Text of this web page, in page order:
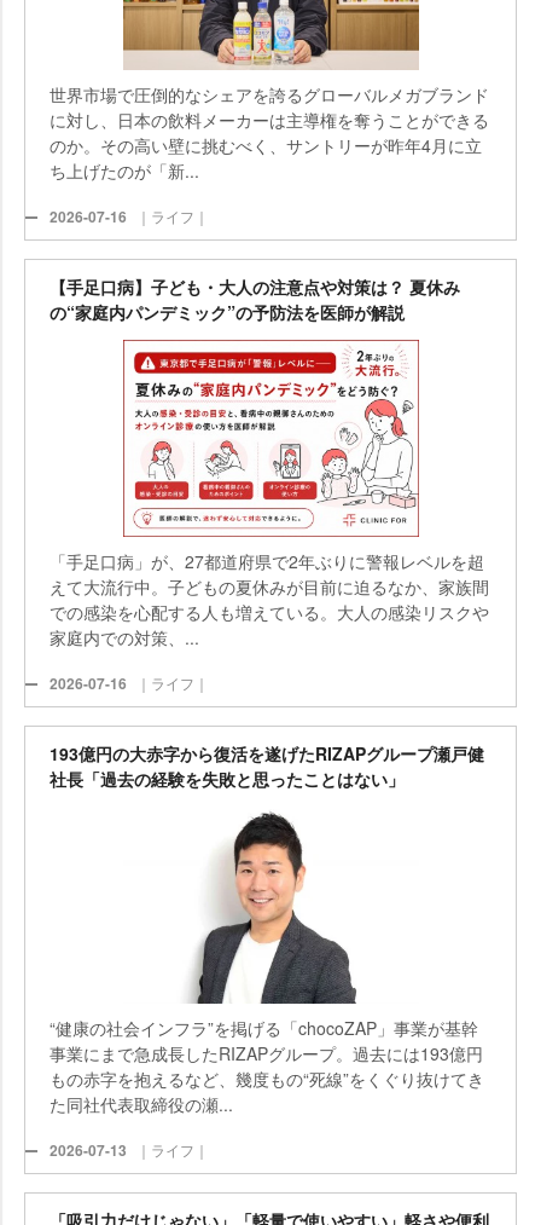
世界市場で圧倒的なシェアを誇るグローバルメガブランド
に対し、日本の飲料メーカーは主導権を奪うことができる
のか。その高い壁に挑むべく、サントリーが昨年4月に立
ち上げたのが「新...
2026-07-16 ｜ライフ｜
【手足口病】子ども・大人の注意点や対策は？ 夏休み
の“家庭内パンデミック”の予防法を医師が解説
「手足口病」が、27都道府県で2年ぶりに警報レベルを超
えて大流行中。子どもの夏休みが目前に迫るなか、家族間
での感染を心配する人も増えている。大人の感染リスク
家庭内での対策、...
2026-07-16 ｜ライフ｜
193億円の大赤字から復活を遂げたRIZAPグループ瀬戸健
社長「過去の経験を失敗と思ったことはない」
“健康の社会インフラ”を掲げる「chocoZAP」事業が基幹
事業にまで急成長したRIZAPグループ。過去には193億円
もの赤字を抱えるなど、幾度もの“死線”をくぐり抜けてき
た同社代表取締役の瀬...
2026-07-13 ｜ライフ｜